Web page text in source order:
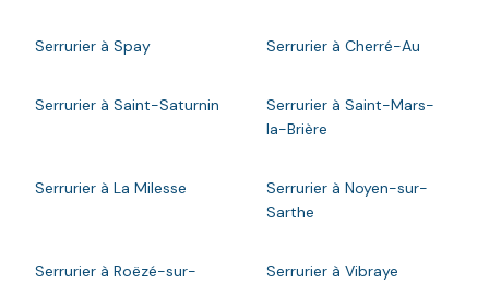
Serrurier à Spay Serrurier à Cherré-Au
Serrurier à Saint-Saturnin
Serrurier à Saint-Mars-
la-Brière
Serrurier à La Milesse
Serrurier à Noyen-sur-
Sarthe
Serrurier à Roëzé-sur-
Serrurier à Vibraye